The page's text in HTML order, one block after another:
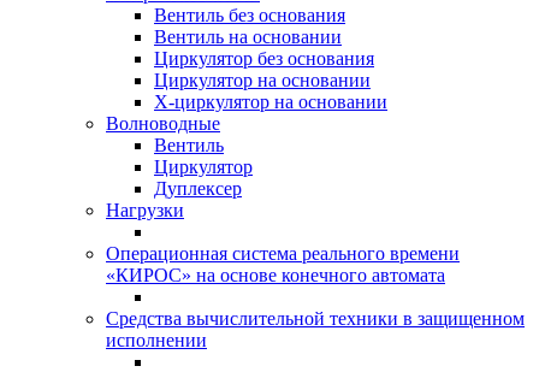
Вентиль без основания
Вентиль на основании
Циркулятор без основания
Циркулятор на основании
Х-циркулятор на основании
Волноводные
Вентиль
Циркулятор
Дуплексер
Нагрузки
Операционная система реального времени
«КИРОС» на основе конечного автомата
Средства вычислительной техники в защищенном
исполнении